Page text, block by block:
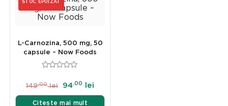
STOC EPUIZAT
L-Carnozina, 500 mg, 50
capsule – Now Foods
149.00 lei 94.00 lei
Citește mai mult